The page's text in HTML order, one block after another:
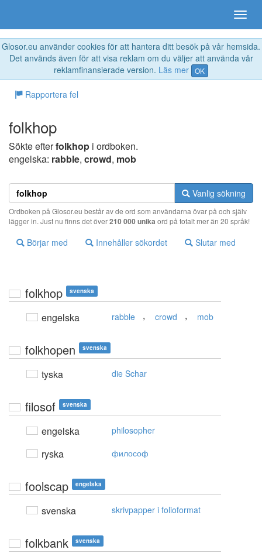
Glosor.eu använder cookies för att hantera ditt besök på vår hemsida.
Det används även för att visa reklam om du väljer att använda vår
reklamfinansierade version. Läs mer OK
Rapportera fel
folkhop
Sökte efterfolkhop i ordboken.
engelska: rabble, crowd, mob
Vanlig sökning
Ordboken på Glosor.eu består av de ord som användarna övar på och själv
lägger in. Just nu finns det över210 000 unika ord på totalt mer än 20 språk!
Börjar med Innehåller sökordet Slutar med
folkhop svenska
engelska rabble , crowd , mob
folkhopen svenska
tyska die Schar
filosof svenska
engelska philosopher
ryska философ
foolscap engelska
svenska skrivpapper i folioformat
folkbank svenska